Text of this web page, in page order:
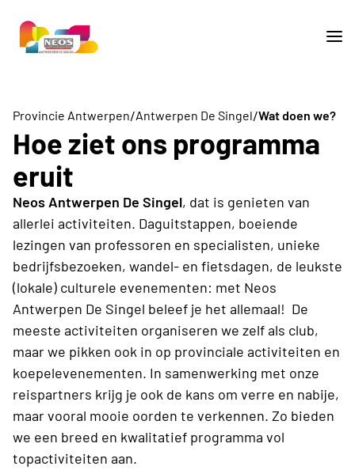
Provincie Antwerpen/Antwerpen De Singel/Wat doen we?
Hoe ziet ons programma
eruit
Neos Antwerpen De Singel, dat is genieten van
allerlei activiteiten. Daguitstappen, boeiende
lezingen van professoren en specialisten, unieke
bedrijfsbezoeken, wandel- en fietsdagen, de leukste
(lokale) culturele evenementen: met Neos
Antwerpen De Singel beleef je het allemaal! De
meeste activiteiten organiseren we zelf als club,
maar we pikken ook in op provinciale activiteiten en
koepelevenementen. In samenwerking met onze
reispartners krijg je ook de kans om verre en nabije,
maar vooral mooie oorden te verkennen. Zo bieden
we een breed en kwalitatief programma vol
topactiviteiten aan.